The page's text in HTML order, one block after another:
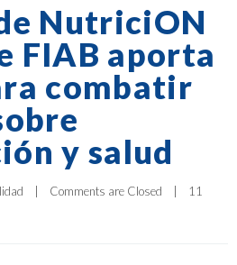
NutriciON
FIAB aporta
combatir
y salud
| Comments are Closed |
11